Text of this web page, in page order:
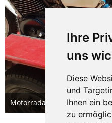
Ihre
uns
Diese
und
Ihnen ein
zu
Motorradanhänger Eigenbau
31. Oktober